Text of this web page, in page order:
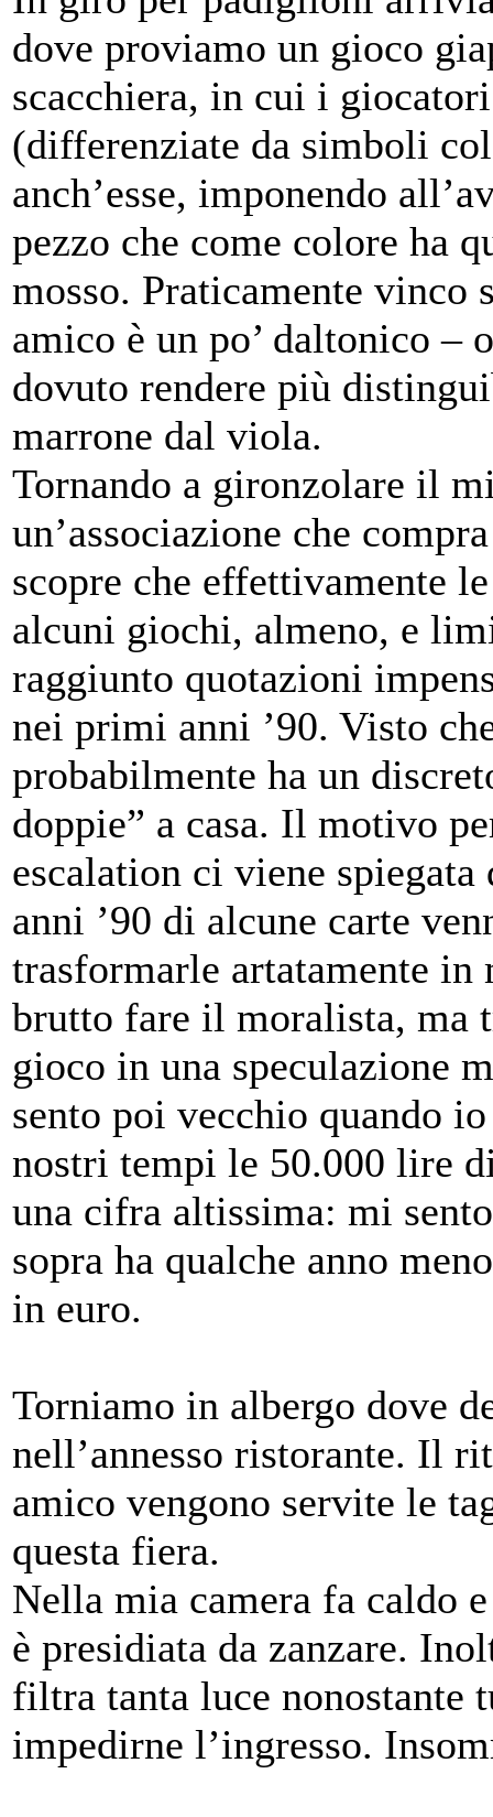
dove proviamo un gioco
scacchiera, in cui i
(differenziate da simboli
anch’esse, imponendo
pezzo che come colore ha
mosso. Praticamente vinco
amico è un po’ daltonico –
dovuto rendere più
marrone dal viola.
Tornando a gironzolare il
un’associazione che
scopre che effettivamente
alcuni giochi, almeno, e
raggiunto quotazioni
nei primi anni ’90. Visto
probabilmente ha un
doppie” a casa. Il motivo
escalation ci viene
anni ’90 di alcune carte
trasformarle artatamente in
brutto fare il moralista, ma
gioco in una speculazione
sento poi vecchio quando
nostri tempi le 50.000 lire
una cifra altissima: mi
sopra ha qualche anno
in euro.
Torniamo in albergo dove
nell’annesso ristorante. Il
amico vengono servite le
questa fiera.
Nella mia camera fa caldo
è presidiata da zanzare.
filtra tanta luce nonostante
impedirne l’ingresso.